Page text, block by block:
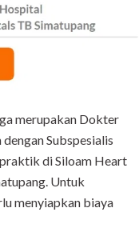
merupakan Dokter
Subspesialis
di Siloam Heart
Untuk
menyiapkan biaya